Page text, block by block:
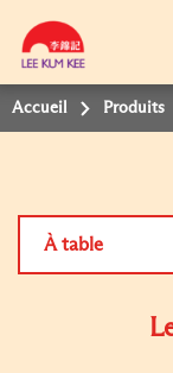
Accueil Produits
À table